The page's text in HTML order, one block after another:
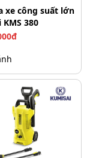
xe pin: Uy tín,
cất giữ
dùng pin Hitachi
cho việc cầm
dụng mà không
xe công suất lớn
380